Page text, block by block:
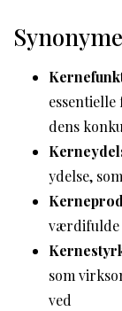
dens
ydelse,
som
ved